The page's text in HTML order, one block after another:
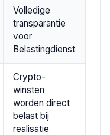
Volledige
transparantie
voor
Belastingdienst
Crypto-
winsten
worden direct
belast bij
realisatie